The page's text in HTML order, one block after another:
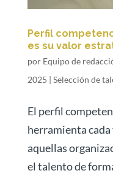
Perfil
es su valor
por Equipo de
2025 | Selección de
El perfil
herramienta cada
aquellas
el talento de